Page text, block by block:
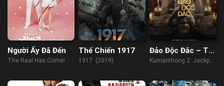
Người Ấy Đã Đến
The Real Has Come!
Thế Chiến 1917
1917 (2019)
Đảo Độc Đắc – Tử
Mẫu Thiên Linh
Kumanthong 2: Jackpot